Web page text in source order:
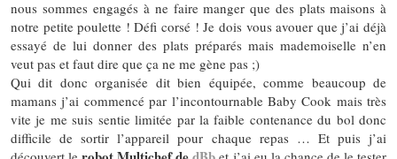
nous sommes engagés à ne faire manger que des plats maisons à
notre petite poulette ! Défi corsé ! Je dois vous avouer que j’ai déjà
essayé de lui donner des plats préparés mais mademoiselle n’en
veut pas et faut dire que ça ne me gène pas ;)
Qui dit donc organisée dit bien équipée, comme beaucoup de
mamans j’ai commencé par l’incontournable Baby Cook mais très
vite je me suis sentie limitée par la faible contenance du bol donc
difficile de sortir l’appareil pour chaque repas … Et puis j’ai